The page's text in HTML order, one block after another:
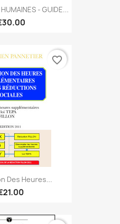
- GUIDE...
Des Heures...
favorite_border